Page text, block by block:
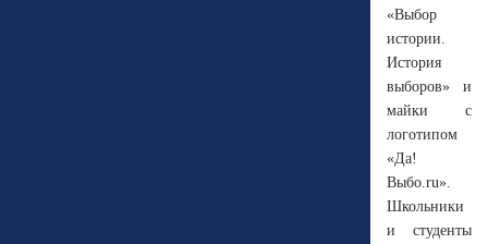
«Выбор
истории.
История
выборов» и
майки с
логотипом
«Да!
Выбо.ru».
Школьники
и студенты